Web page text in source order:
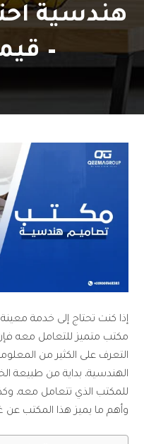
–
إذا كنت تحتاج إلى خدمة
مكتب متميز للتعامل معه
التعرف على الكثير من
الهندسية، بداية من طبيعة
للمكتب الذي تتعامل معه،
وأهم ما يميز هذا المكتب عن